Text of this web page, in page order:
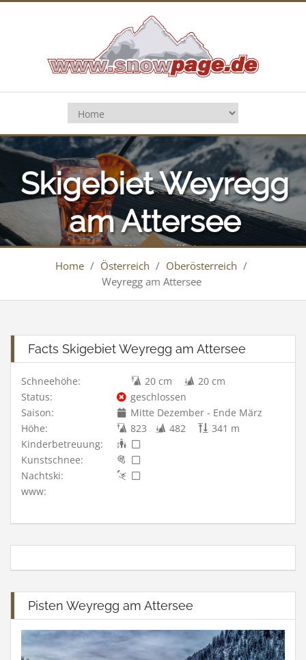
Skigebiet Weyregg
am Attersee
(Wachtberglifte)
Home / Österreich / Oberösterreich /
Weyregg am Attersee
Facts Skigebiet Weyregg am Attersee
Schneehöhe: 20 cm
20 cm
Status:
geschlossen
Saison:
Mitte Dezember - Ende März
Höhe:
823 482
341 m
Kinderbetreuung:
Kunstschnee:
Nachtski:
www:
Pisten Weyregg am Attersee